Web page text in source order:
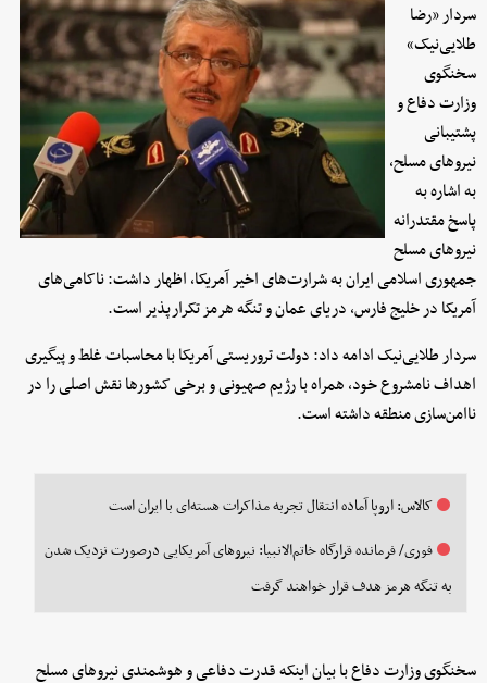
سردار «رضا
طلایی‌نیک»
سخنگوی
وزارت دفاع و
پشتیبانی
نیروهای مسلح،
به اشاره به
پاسخ مقتدرانه
نیروهای مسلح
جمهوری اسلامی ایران به شرارت‌های اخیر آمریکا، اظهار داشت: ناکامی‌های
آمریکا در خلیج فارس، دریای عمان و تنگه هرمز تکرارپذیر است.
سردار طلایی‌نیک ادامه داد: دولت تروریستی آمریکا با محاسبات غلط و پیگیری
اهداف نامشروع خود، همراه با رژیم صهیونی و برخی کشورها نقش اصلی را در
ناامن‌سازی منطقه داشته است.
کالاس: اروپا آماده انتقال تجربه مذاکرات هسته‌ای با ایران است
فوری/ فرمانده قرارگاه خاتم‌الانبیا: نیروهای آمریکایی درصورت نزدیک شدن
به تنگه هرمز هدف قرار خواهند گرفت
سخنگوی وزارت دفاع با بیان اینکه قدرت دفاعی و هوشمندی نیروهای مسلح